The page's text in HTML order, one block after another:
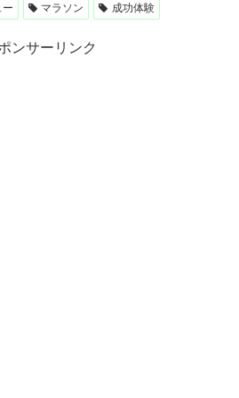
ー マラソン 成功体験
ンサーリンク